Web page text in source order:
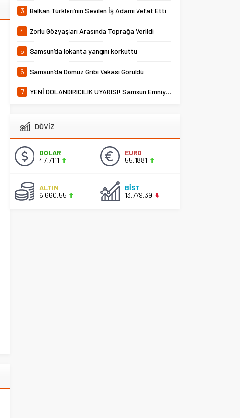
3 Balkan Türkleri’nin Sevilen İş Adamı Vefat Etti
4 Zorlu Gözyaşları Arasında Toprağa Verildi
5 Samsun’da lokanta yangını korkuttu
6 Samsun’da Domuz Gribi Vakası Görüldü
7 YENİ DOLANDIRICILIK UYARISI! Samsun Emniyet Müdürlüğü Uyardı
DÖVİZ
DOLAR
47,7111
EURO
55,1881
ALTIN
6.660,55
BİST
13.779,39